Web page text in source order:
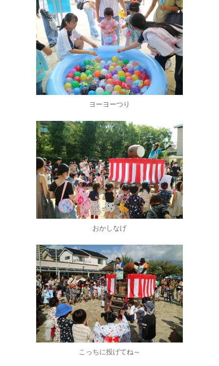
ヨーヨーつり
おかしなげ
こっちに投げてね～